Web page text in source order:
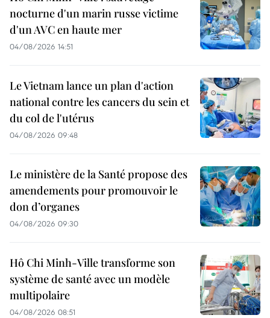
nocturne d'un marin russe victime
d'un AVC en haute mer
04/08/2026 14:51
Le Vietnam lance un plan d'action
national contre les cancers du sein et
du col de l'utérus
04/08/2026 09:48
Le ministère de la Santé propose des
amendements pour promouvoir le
don d’organes
04/08/2026 09:30
Hô Chi Minh-Ville transforme son
système de santé avec un modèle
multipolaire
04/08/2026 08:51